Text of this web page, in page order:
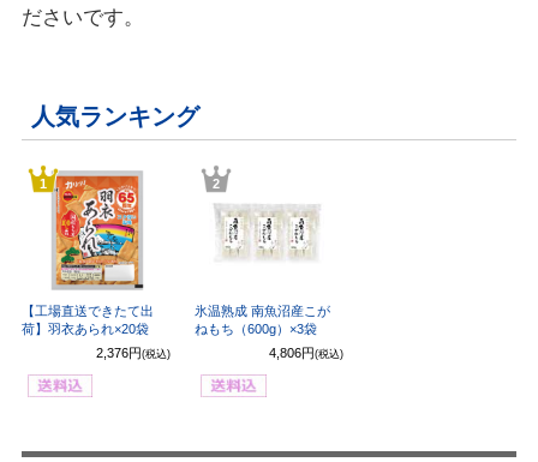
ださいです。
人気ランキング
1
【工場直送できたて出
荷】羽衣あられ×20袋
2,376円 (税込)
2
氷温熟成 南魚沼産こが
ねもち（600g）×3袋
4,806円 (税込)